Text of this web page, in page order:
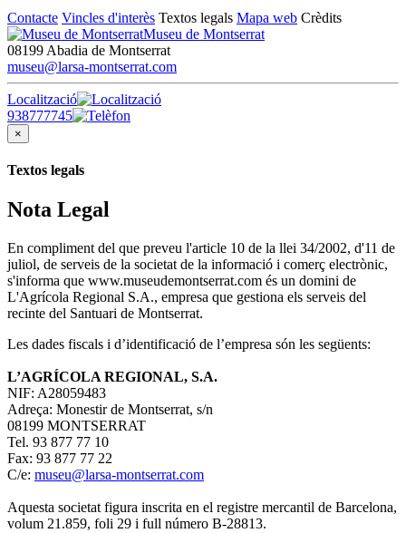
Contacte Vincles d'interès Textos legals Mapa web Crèdits
Museu de Montserrat
08199 Abadia de Montserrat
museu@larsa-montserrat.com
Localització
938777745
×
Textos legals
Nota Legal
En compliment del que preveu l'article 10 de la llei 34/2002, d'11 de
juliol, de serveis de la societat de la informació i comerç electrònic,
s'informa que www.museudemontserrat.com és un domini de
L'Agrícola Regional S.A., empresa que gestiona els serveis del
recinte del Santuari de Montserrat.
Les dades fiscals i d’identificació de l’empresa són les següents:
L’AGRÍCOLA REGIONAL, S.A.
NIF: A28059483
Adreça: Monestir de Montserrat, s/n
08199 MONTSERRAT
Tel. 93 877 77 10
Fax: 93 877 77 22
C/e: museu@larsa-montserrat.com
Aquesta societat figura inscrita en el registre mercantil de Barcelona,
volum 21.859, foli 29 i full número B-28813.